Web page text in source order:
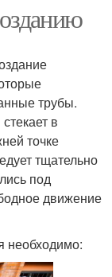
трубы.
в
точке
тщательно
под
движение
необходимо: